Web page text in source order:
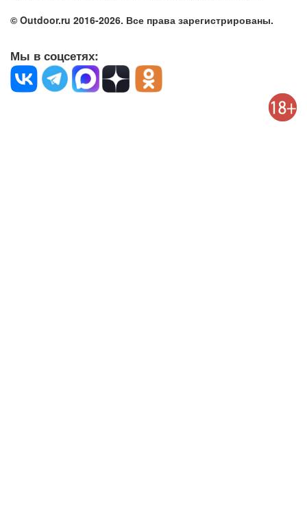
© Outdoor.ru 2016-2026. Все права зарегистрированы.
Мы в соцсетях: